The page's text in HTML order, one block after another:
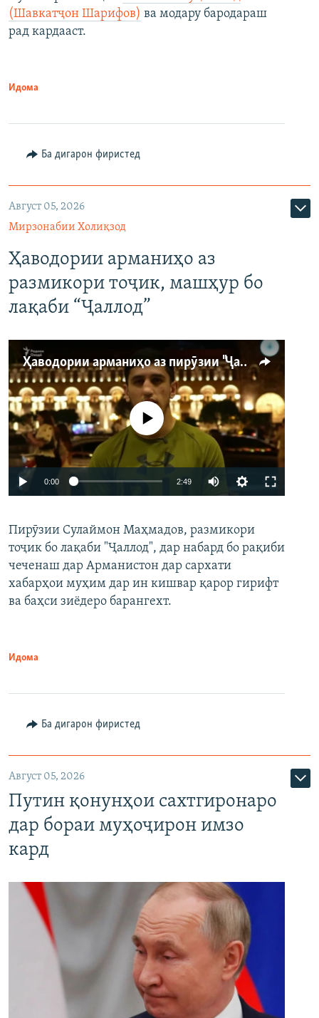
(Шавкатҷон Шарифов) ва модару бародараш
рад кардааст.
Идома
Ба дигарон фиристед
Август 05, 2026
Мирзонабии Холиқзод
Ҳаводории арманиҳо аз
размикори тоҷик, машҳур бо
лақаби “Ҷаллод”
Ҳаводории арманиҳо аз пирӯзии "Ҷаллод"-и тоҷик
Auto 240p 360p 480p
720p 1080p
Феълан кор намекунад
0:00 2:49
360p
480p
Пирӯзии Сулаймон Маҳмадов, размикори
тоҷик бо лақаби "Ҷаллод", дар набард бо рақиби
чеченаш дар Арманистон дар сархати
хабарҳои муҳим дар ин кишвар қарор гирифт
ва баҳси зиёдеро барангехт.
Идома
Ба дигарон фиристед
Август 05, 2026
Путин қонунҳои сахтгиронаро
дар бораи муҳоҷирон имзо
кард